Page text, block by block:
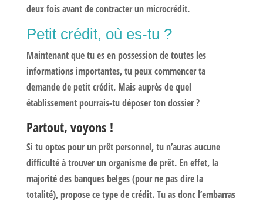
deux fois avant de contracter un microcrédit.
Petit crédit, où es-tu ?
Maintenant que tu es en possession de toutes les
informations importantes, tu peux commencer ta
demande de petit crédit. Mais auprès de quel
établissement pourrais-tu déposer ton dossier ?
Partout, voyons !
Si tu optes pour un prêt personnel, tu n’auras aucune
difficulté à trouver un organisme de prêt. En effet, la
majorité des banques belges (pour ne pas dire la
totalité), propose ce type de crédit. Tu as donc l’embarras